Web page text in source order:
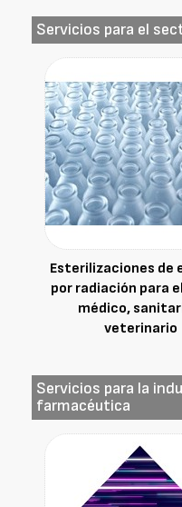
Servicios para el
Esterilizaciones de
por radiación para
médico,
veterinario
Servicios para la
farmacéutica